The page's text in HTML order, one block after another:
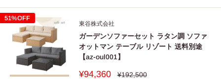
価
格
51%OFF
東谷株式会社
ガーデンソファーセット ラタン調 ソファ
オットマン テーブル リゾート 送料別途
【az-oul001】
販
¥94,360
通
¥192,500